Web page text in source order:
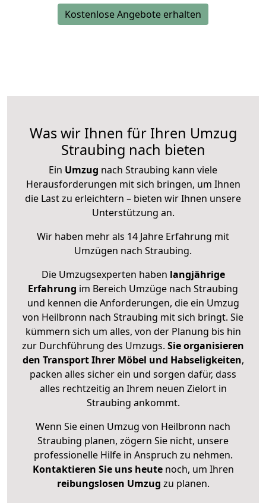
Kostenlose Angebote erhalten
Was wir Ihnen für Ihren Umzug
Straubing nach bieten
Ein Umzug nach Straubing kann viele
Herausforderungen mit sich bringen, um Ihnen
die Last zu erleichtern – bieten wir Ihnen unsere
Unterstützung an.
Wir haben mehr als 14 Jahre Erfahrung mit
Umzügen nach Straubing.
Die Umzugsexperten haben langjährige
Erfahrung im Bereich Umzüge nach Straubing
und kennen die Anforderungen, die ein Umzug
von Heilbronn nach Straubing mit sich bringt. Sie
kümmern sich um alles, von der Planung bis hin
zur Durchführung des Umzugs. Sie organisieren
den Transport Ihrer Möbel und Habseligkeiten,
packen alles sicher ein und sorgen dafür, dass
alles rechtzeitig an Ihrem neuen Zielort in
Straubing ankommt.
Wenn Sie einen Umzug von Heilbronn nach
Straubing planen, zögern Sie nicht, unsere
professionelle Hilfe in Anspruch zu nehmen.
Kontaktieren Sie uns heutenoch, um Ihren
reibungslosen Umzug zu planen.